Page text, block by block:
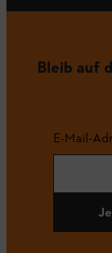
Bleib auf
E-Mail-